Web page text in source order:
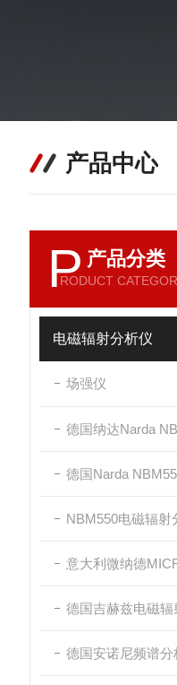
产品中心
P 产品分类
RODUCT
电磁辐射分析仪
场强仪
德国纳达Narda
德国Narda
NBM550电磁辐射
意大利微纳德
德国吉赫兹电磁辐
德国安诺尼频谱分